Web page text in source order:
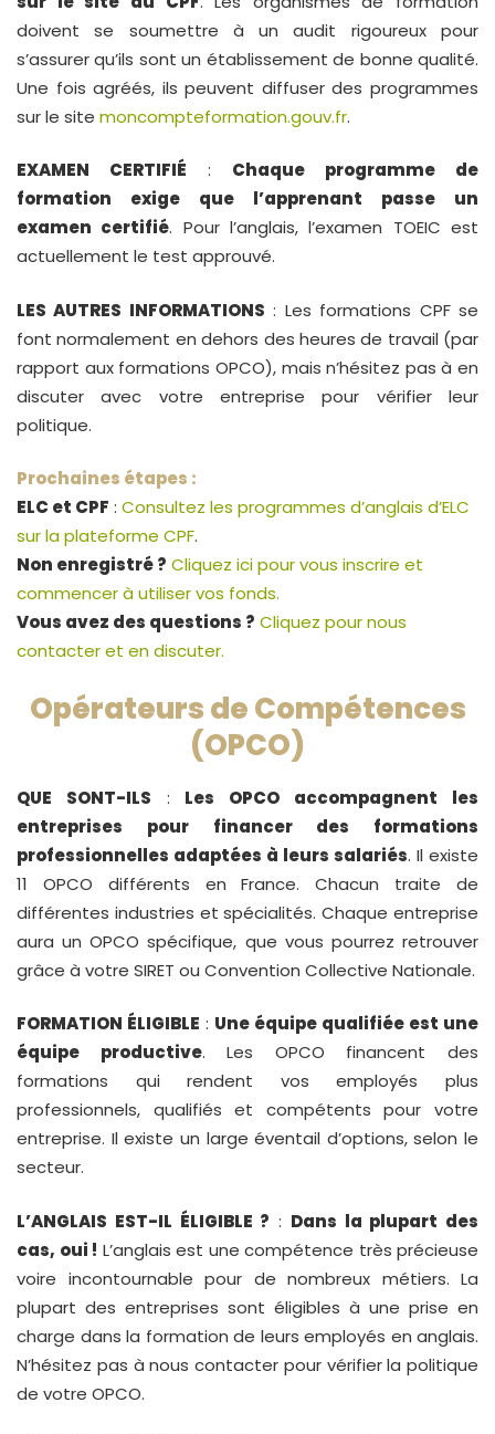
doivent se soumettre à un audit rigoureux pour
s’assurer qu’ils sont un établissement de bonne qualité.
Une fois agréés, ils peuvent diffuser des programmes
sur le site moncompteformation.gouv.fr.
EXAMEN CERTIFIÉ : Chaque programme de
formation exige que l’apprenant passe un
examen certifié. Pour l’anglais, l’examen TOEIC est
actuellement le test approuvé.
LES AUTRES INFORMATIONS : Les formations CPF se
font normalement en dehors des heures de travail (par
rapport aux formations OPCO), mais n’hésitez pas à en
discuter avec votre entreprise pour vérifier leur
politique.
Prochaines étapes :
ELC et CPF : Consultez les programmes d’anglais d’ELC
sur la plateforme CPF.
Non enregistré ? Cliquez ici pour vous inscrire et
commencer à utiliser vos fonds.
Vous avez des questions ? Cliquez pour nous
contacter et en discuter.
Opérateurs de Compétences
(OPCO)
QUE SONT-ILS : Les OPCO accompagnent les
entreprises pour financer des formations
professionnelles adaptées à leurs salariés. Il existe
11 OPCO différents en France. Chacun traite de
différentes industries et spécialités. Chaque entreprise
aura un OPCO spécifique, que vous pourrez retrouver
grâce à votre SIRET ou Convention Collective Nationale.
FORMATION ÉLIGIBLE : Une équipe qualifiée est une
équipe productive. Les OPCO financent des
formations qui rendent vos employés plus
professionnels, qualifiés et compétents pour votre
entreprise. Il existe un large éventail d’options, selon le
secteur.
L’ANGLAIS EST-IL ÉLIGIBLE ? : Dans la plupart des
cas, oui ! L’anglais est une compétence très précieuse
voire incontournable pour de nombreux métiers. La
plupart des entreprises sont éligibles à une prise en
charge dans la formation de leurs employés en anglais.
N’hésitez pas à nous contacter pour vérifier la politique
de votre OPCO.